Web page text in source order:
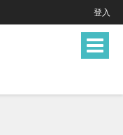
登入
Toggle